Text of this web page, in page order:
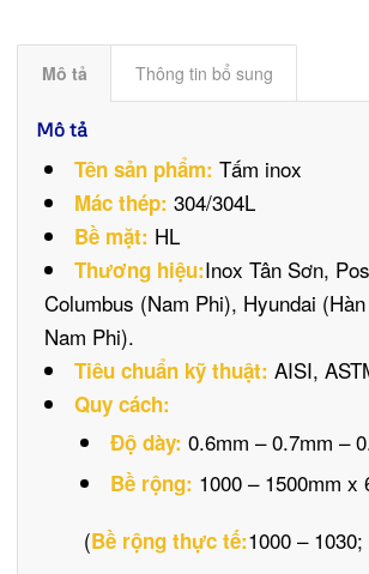
Mô tả Thông tin bổ sung
Mô tả
Tên sản phẩm:Tấm inox
Mác thép:304/304L
Bề mặt: HL
Thương hiệu:Inox Tân Sơn,
Columbus (Nam Phi), Hyundai
Nam Phi).
Tiêu chuẩn kỹ thuật:AISI,
Quy cách:
Độ dày:0.6mm – 0.7mm –
Bề rộng: 1000 – 1500mm x
(Bề rộng thực tế:1000 –